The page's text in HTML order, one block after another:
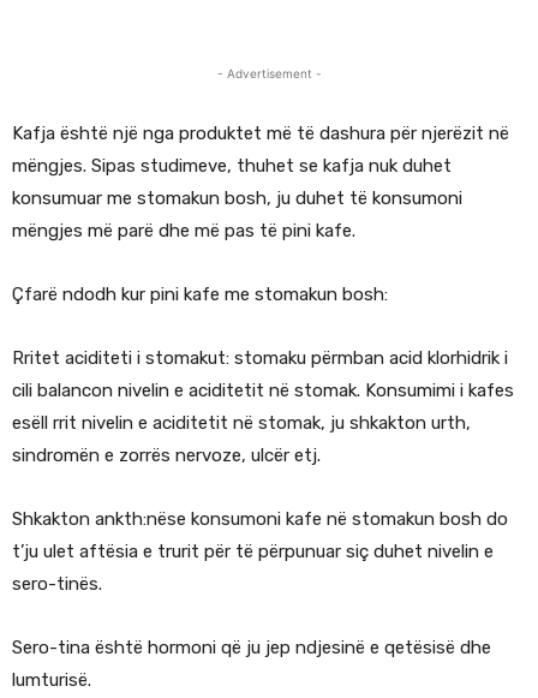
- Advertisement -
Kafja është një nga produktet më të dashura për njerëzit në
mëngjes. Sipas studimeve, thuhet se kafja nuk duhet
konsumuar me stomakun bosh, ju duhet të konsumoni
mëngjes më parë dhe më pas të pini kafe.
Çfarë ndodh kur pini kafe me stomakun bosh:
Rritet aciditeti i stomakut: stomaku përmban acid klorhidrik i
cili balancon nivelin e aciditetit në stomak. Konsumimi i kafes
esëll rrit nivelin e aciditetit në stomak, ju shkakton urth,
sindromën e zorrës nervoze, ulcër etj.
Shkakton ankth:nëse konsumoni kafe në stomakun bosh do
t’ju ulet aftësia e trurit për të përpunuar siç duhet nivelin e
sero-tinës.
Sero-tina është hormoni që ju jep ndjesinë e qetësisë dhe
lumturisë.